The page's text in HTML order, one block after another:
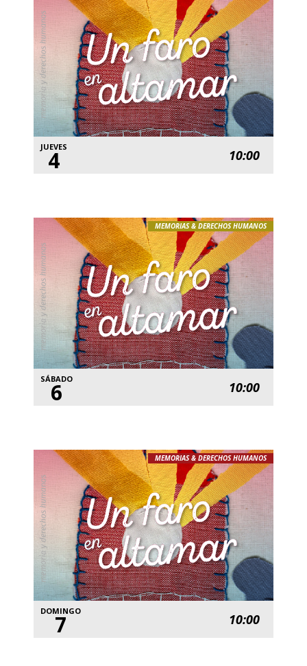
JUEVES
4 10:00
MEMORIAS & DERECHOS HUMANOS
SÁBADO
6 10:00
MEMORIAS & DERECHOS HUMANOS
DOMINGO
7 10:00